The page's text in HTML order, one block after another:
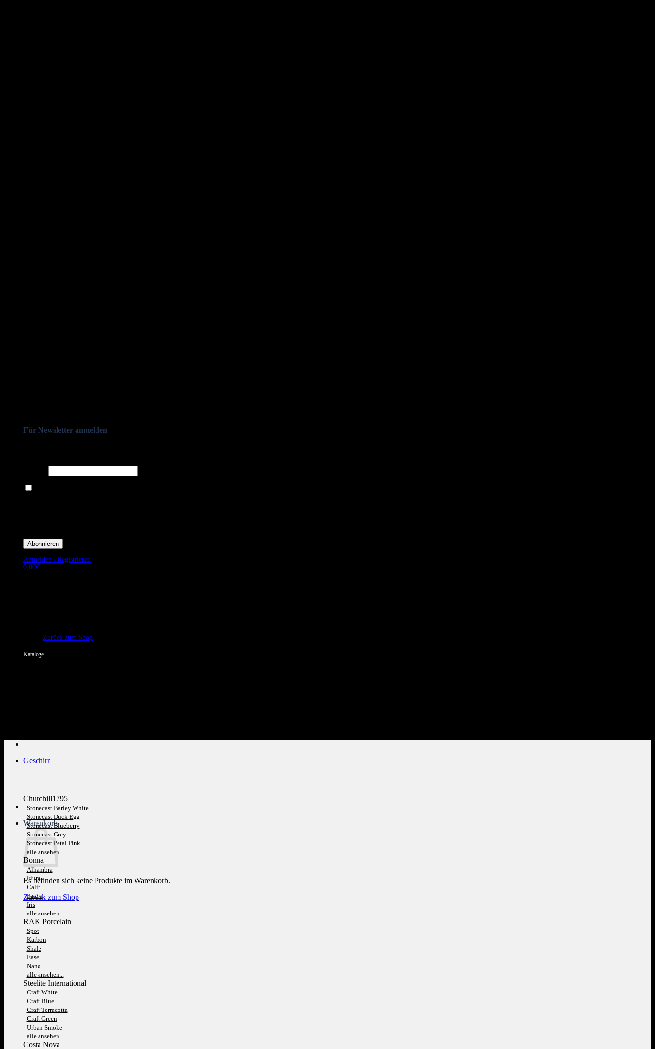
Für Newsletter anmelden
Anmelden / Registrieren
0,00€
Zurück zum Shop
Kataloge
Warenkorb
Es befinden sich keine Produkte im Warenkorb.
Zurück zum Shop
Geschirr
Churchill1795
Stonecast Barley White
Stonecast Duck Egg
Stonecast Blueberry
Stonecast Grey
Stonecast Petal Pink
alle ansehen...
Bonna
Alhambra
Fium
Calif
Patera
Iris
alle ansehen...
RAK Porcelain
Spot
Karbon
Shale
Ease
Nano
alle ansehen...
Steelite International
Craft White
Craft Blue
Craft Terracotta
Craft Green
Urban Smoke
alle ansehen...
Costa Nova